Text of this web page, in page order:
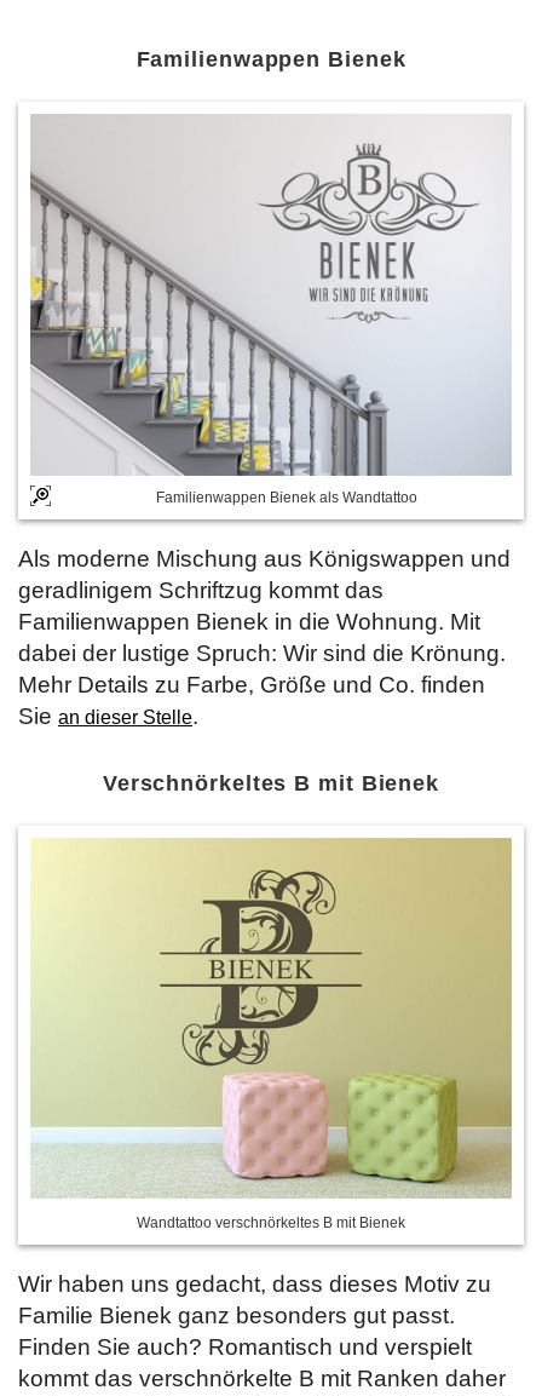
Familienwappen Bienek
Familienwappen Bienek als Wandtattoo
Als moderne Mischung aus Königswappen und
geradlinigem Schriftzug kommt das
Familienwappen Bienek in die Wohnung. Mit
dabei der lustige Spruch: Wir sind die Krönung.
Mehr Details zu Farbe, Größe und Co. finden
Sie an dieser Stelle.
Verschnörkeltes B mit Bienek
Wandtattoo verschnörkeltes B mit Bienek
Wir haben uns gedacht, dass dieses Motiv zu
Familie Bienek ganz besonders gut passt.
Finden Sie auch? Romantisch und verspielt
kommt das verschnörkelte B mit Ranken daher